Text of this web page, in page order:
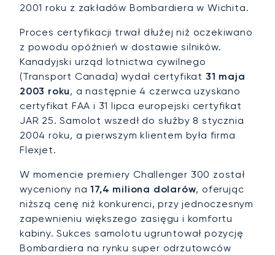
2001 roku z zakładów Bombardiera w Wichita.
Proces certyfikacji trwał dłużej niż oczekiwano
z powodu opóźnień w dostawie silników.
Kanadyjski urząd lotnictwa cywilnego
(Transport Canada) wydał certyfikat 31 maja
2003 roku, a następnie 4 czerwca uzyskano
certyfikat FAA i 31 lipca europejski certyfikat
JAR 25. Samolot wszedł do służby 8 stycznia
2004 roku, a pierwszym klientem była firma
Flexjet.
W momencie premiery Challenger 300 został
wyceniony na17,4 miliona dolarów, oferując
niższą cenę niż konkurenci, przy jednoczesnym
zapewnieniu większego zasięgu i komfortu
kabiny. Sukces samolotu ugruntował pozycję
Bombardiera na rynku super odrzutowców